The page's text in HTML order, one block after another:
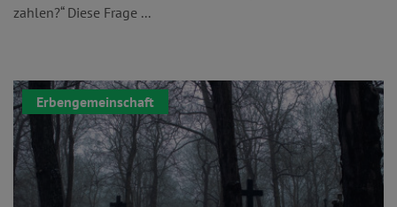
zahlen?“ Diese Frage ...
Erbengemeinschaft